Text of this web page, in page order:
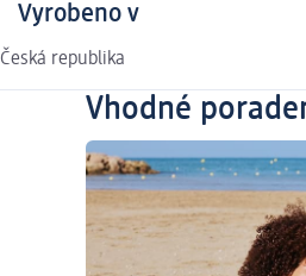
Vyrobeno v
Česká republika
Vhodné